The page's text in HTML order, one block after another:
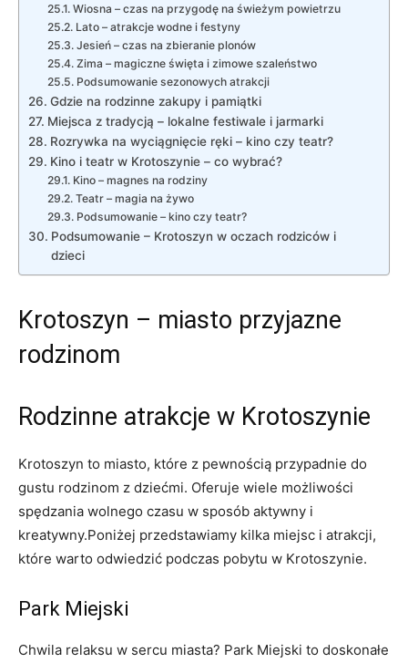
Wiosna – czas na przygodę na świeżym powietrzu
Lato – atrakcje wodne i festyny
Jesień – czas na zbieranie plonów
Zima – magiczne święta i zimowe szaleństwo
Podsumowanie sezonowych atrakcji
Gdzie na rodzinne zakupy i pamiątki
Miejsca z tradycją – lokalne festiwale i jarmarki
Rozrywka na wyciągnięcie ręki – kino czy teatr?
Kino i teatr w Krotoszynie – co wybrać?
Kino – magnes na rodziny
Teatr – magia na żywo
Podsumowanie – kino czy teatr?
Podsumowanie – Krotoszyn w oczach rodziców i
dzieci
Krotoszyn – miasto przyjazne
rodzinom
Rodzinne atrakcje w Krotoszynie
Krotoszyn to miasto, które z pewnością przypadnie do
gustu rodzinom z dziećmi. Oferuje wiele możliwości
spędzania wolnego czasu w sposób aktywny i
kreatywny.Poniżej przedstawiamy kilka miejsc i atrakcji,
które warto odwiedzić podczas pobytu w Krotoszynie.
Park Miejski
Chwila relaksu w sercu miasta? Park Miejski to doskonałe